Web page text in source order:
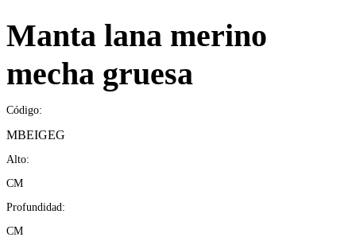
Manta lana merino
mecha gruesa
Código:
MBEIGEG
Alto:
CM
Profundidad:
CM